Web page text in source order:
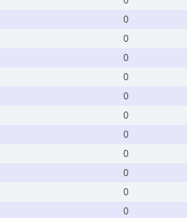
0
0
0
0
0
0
0
0
0
0
0